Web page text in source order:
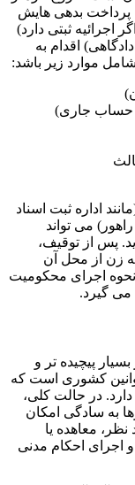
پرداخت بدهی هایش
اجرائیه ثبتی دارد)
اقدام به
موارد زیر باشد:
حساب جاری)
اداره ثبت اسناد
می تواند
پس از توقیف،
زن از محل آن
اجرای محکومیت
گیرد.
پیچیده تر و
کشوری است که
در حالت کلی،
به سادگی امکان
معاهده یا
اجرای احکام مدنی